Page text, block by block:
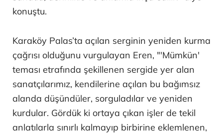
konuştu.
Karaköy Palas’ta açılan serginin yeniden kurma
çağrısı olduğunu vurgulayan Eren, "'Mümkün'
teması etrafında şekillenen sergide yer alan
sanatçılarımız, kendilerine açılan bu bağımsız
alanda düşündüler, sorguladılar ve yeniden
kurdular. Gördük ki ortaya çıkan işler de tekil
anlatılarla sınırlı kalmayıp birbirine eklemlenen,